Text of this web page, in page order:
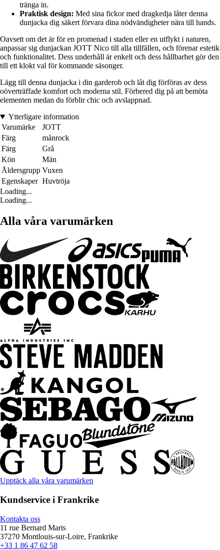
tränga in.
Praktisk design: Med sina fickor med dragkedja låter denna
dunjacka dig säkert förvara dina nödvändigheter nära till hands.
Oavsett om det är för en promenad i staden eller en utflykt i naturen,
anpassar sig dunjackan JOTT Nico till alla tillfällen, och förenar estetik
och funktionalitet. Dess underhåll är enkelt och dess hållbarhet gör den
till ett klokt val för kommande säsonger.
Lägg till denna dunjacka i din garderob och låt dig förföras av dess
oöverträffade komfort och moderna stil. Förbered dig på att bemöta
elementen medan du förblir chic och avslappnad.
Ytterligare information
Varumärke
JOTT
Färg
månrock
Färg
Grå
Kön
Män
Åldersgrupp Vuxen
Egenskaper Huvtröja
Loading...
Loading...
Alla våra varumärken
Upptäck alla våra varumärken
Kundservice i Frankrike
Kontakta oss
11 rue Bernard Maris
37270 Montlouis-sur-Loire, Frankrike
+33 1 86 47 62 58